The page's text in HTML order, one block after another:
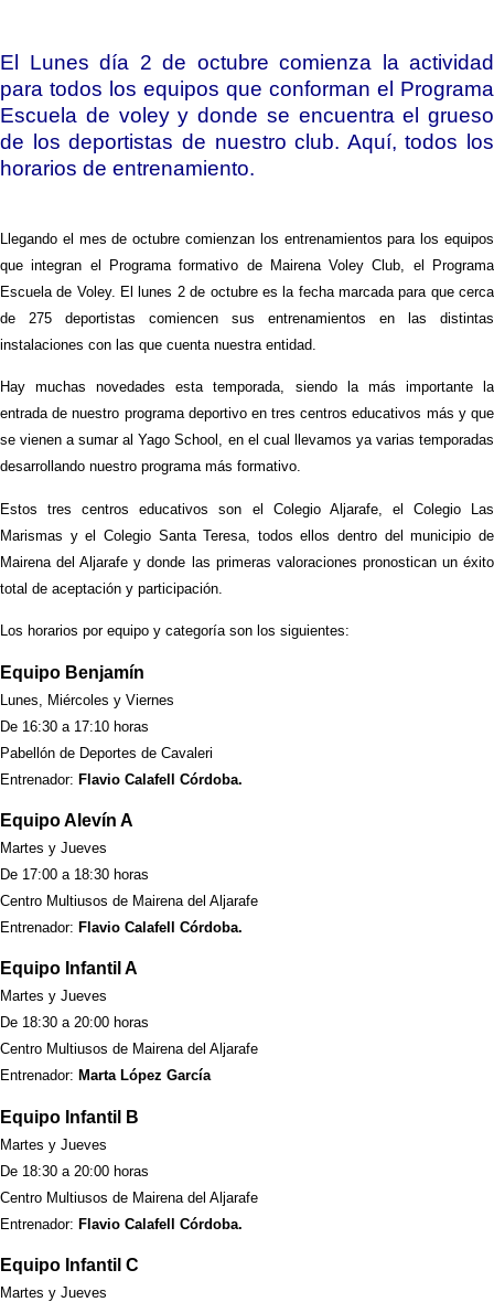
El Lunes día 2 de octubre comienza la actividad
para todos los equipos que conforman el Programa
Escuela de voley y donde se encuentra el grueso
de los deportistas de nuestro club. Aquí, todos los
horarios de entrenamiento.
Llegando el mes de octubre comienzan los entrenamientos para los equipos
que integran el Programa formativo de Mairena Voley Club, el Programa
Escuela de Voley. El lunes 2 de octubre es la fecha marcada para que cerca
de 275 deportistas comiencen sus entrenamientos en las distintas
instalaciones con las que cuenta nuestra entidad.
Hay muchas novedades esta temporada, siendo la más importante la
entrada de nuestro programa deportivo en tres centros educativos más y que
se vienen a sumar al Yago School, en el cual llevamos ya varias temporadas
desarrollando nuestro programa más formativo.
Estos tres centros educativos son el Colegio Aljarafe, el Colegio Las
Marismas y el Colegio Santa Teresa, todos ellos dentro del municipio de
Mairena del Aljarafe y donde las primeras valoraciones pronostican un éxito
total de aceptación y participación.
Los horarios por equipo y categoría son los siguientes:
Equipo Benjamín
Lunes, Miércoles y Viernes
De 16:30 a 17:10 horas
Pabellón de Deportes de Cavaleri
Entrenador: Flavio Calafell Córdoba.
Equipo Alevín A
Martes y Jueves
De 17:00 a 18:30 horas
Centro Multiusos de Mairena del Aljarafe
Entrenador: Flavio Calafell Córdoba.
Equipo Infantil A
Martes y Jueves
De 18:30 a 20:00 horas
Centro Multiusos de Mairena del Aljarafe
Entrenador: Marta López García
Equipo Infantil B
Martes y Jueves
De 18:30 a 20:00 horas
Centro Multiusos de Mairena del Aljarafe
Entrenador: Flavio Calafell Córdoba.
Equipo Infantil C
Martes y Jueves